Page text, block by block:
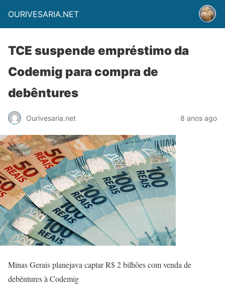
OURIVESARIA.NET
TCE suspende empréstimo da
Codemig para compra de
debêntures
Ourivesaria.net 8 anos ago
Minas Gerais planejava captar R$ 2 bilhões com venda de
debêntures à Codemig